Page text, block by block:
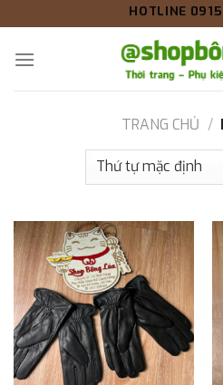
to
content
HOTLINE
TRANG CHỦ /